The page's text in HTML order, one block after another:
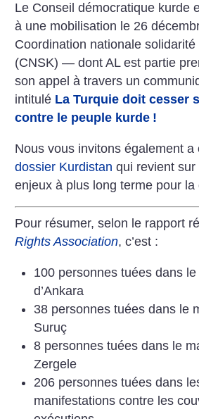
Le Conseil démocratique kurde
à une mobilisation le 26
Coordination nationale solidarité
(CNSK) — dont AL est partie
son appel à travers un
intitulé La Turquie doit cesser
contre le peuple kurde !
Nous vous invitons également a
dossier Kurdistan qui revient
enjeux à plus long terme pour la
Pour résumer, selon le rapport
Rights Association, c’est :
100 personnes tuées dans
d’Ankara
38 personnes tuées dans le
Suruç
8 personnes tuées dans le
Zergele
206 personnes tuées dans
manifestations contre les